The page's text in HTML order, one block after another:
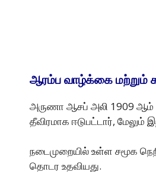
ஆரம்ப வாழ்க்கை மற்றும்
அருணா ஆசப் அலி 1909 ஆம்
தீவிரமாக ஈடுபட்டார்,
நடைமுறையில் உள்ள சமூக
தொடர உதவியது.